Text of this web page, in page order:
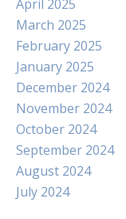
April 2025
March 2025
February 2025
January 2025
December 2024
November 2024
October 2024
September 2024
August 2024
July 2024